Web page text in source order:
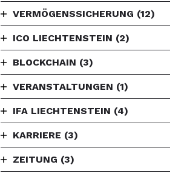
VERMÖGENSSICHERUNG (12)
ICO LIECHTENSTEIN (2)
BLOCKCHAIN (3)
VERANSTALTUNGEN (1)
IFA LIECHTENSTEIN (4)
KARRIERE (3)
ZEITUNG (3)